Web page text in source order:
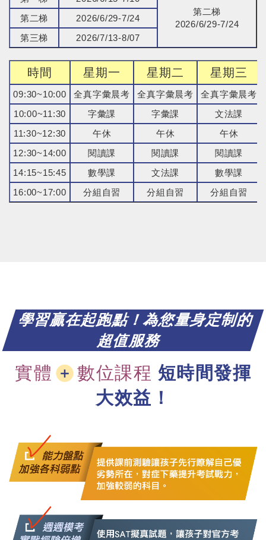
第二梯
2026/6/29-7/24
第二梯
2026/6/29-7/24
第三梯
2026/7/13-8/07
時間 星期一 星期二 星期三
09:30~10:00 全真字彙晨考 全真字彙晨考
全真字彙晨考
10:00~11:30 字彙課 字彙課
文法課
11:30~12:30
午休 午休
午休
12:30~14:00
閱讀課 閱讀課
閱讀課
14:15~15:45
數學課 文法課
數學課
16:00~17:00
分組自習 分組自習 分組自習
學習贏在起跑點！為您量身定制的
超值服務
實體 數位課程 短時間發揮
大效益！